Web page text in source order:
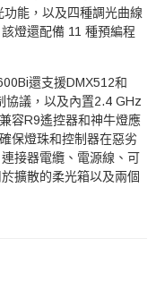
能，以及四種調光曲線
該燈還配備 11 種預編程
還支援DMX512和
協議，以及內置2.4 GHz
容R9遙控器和神牛燈應
保燈珠和控制器在惡劣
接器電纜、電源線、可
擴散的柔光箱以及兩個